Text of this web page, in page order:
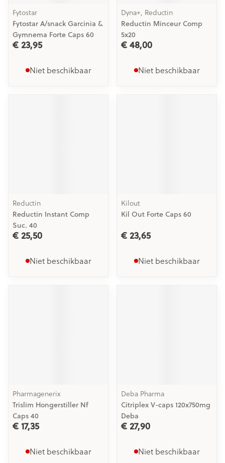
Fytostar
Fytostar A/snack Garcinia &
Gymnema Forte Caps 60
€ 23,95
Niet beschikbaar
Dyna+, Reductin
Reductin Minceur Comp
5x20
€ 48,00
Niet beschikbaar
Reductin
Reductin Instant Comp
Suc. 40
€ 25,50
Niet beschikbaar
Kilout
Kil Out Forte Caps 60
€ 23,65
Niet beschikbaar
Pharmagenerix
Trislim Hongerstiller Nf
Caps 40
€ 17,35
Niet beschikbaar
Deba Pharma
Citriplex V-caps 120x750mg
Deba
€ 27,90
Niet beschikbaar